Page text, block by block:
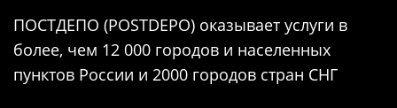
ПОСТДЕПО (POSTDEPO) оказывает услуги в
более, чем 12 000 городов и населенных
пунктов России и 2000 городов стран СНГ